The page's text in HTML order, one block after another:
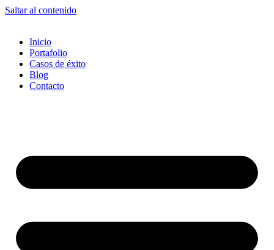
Saltar al contenido
Inicio
Portafolio
Casos de éxito
Blog
Contacto